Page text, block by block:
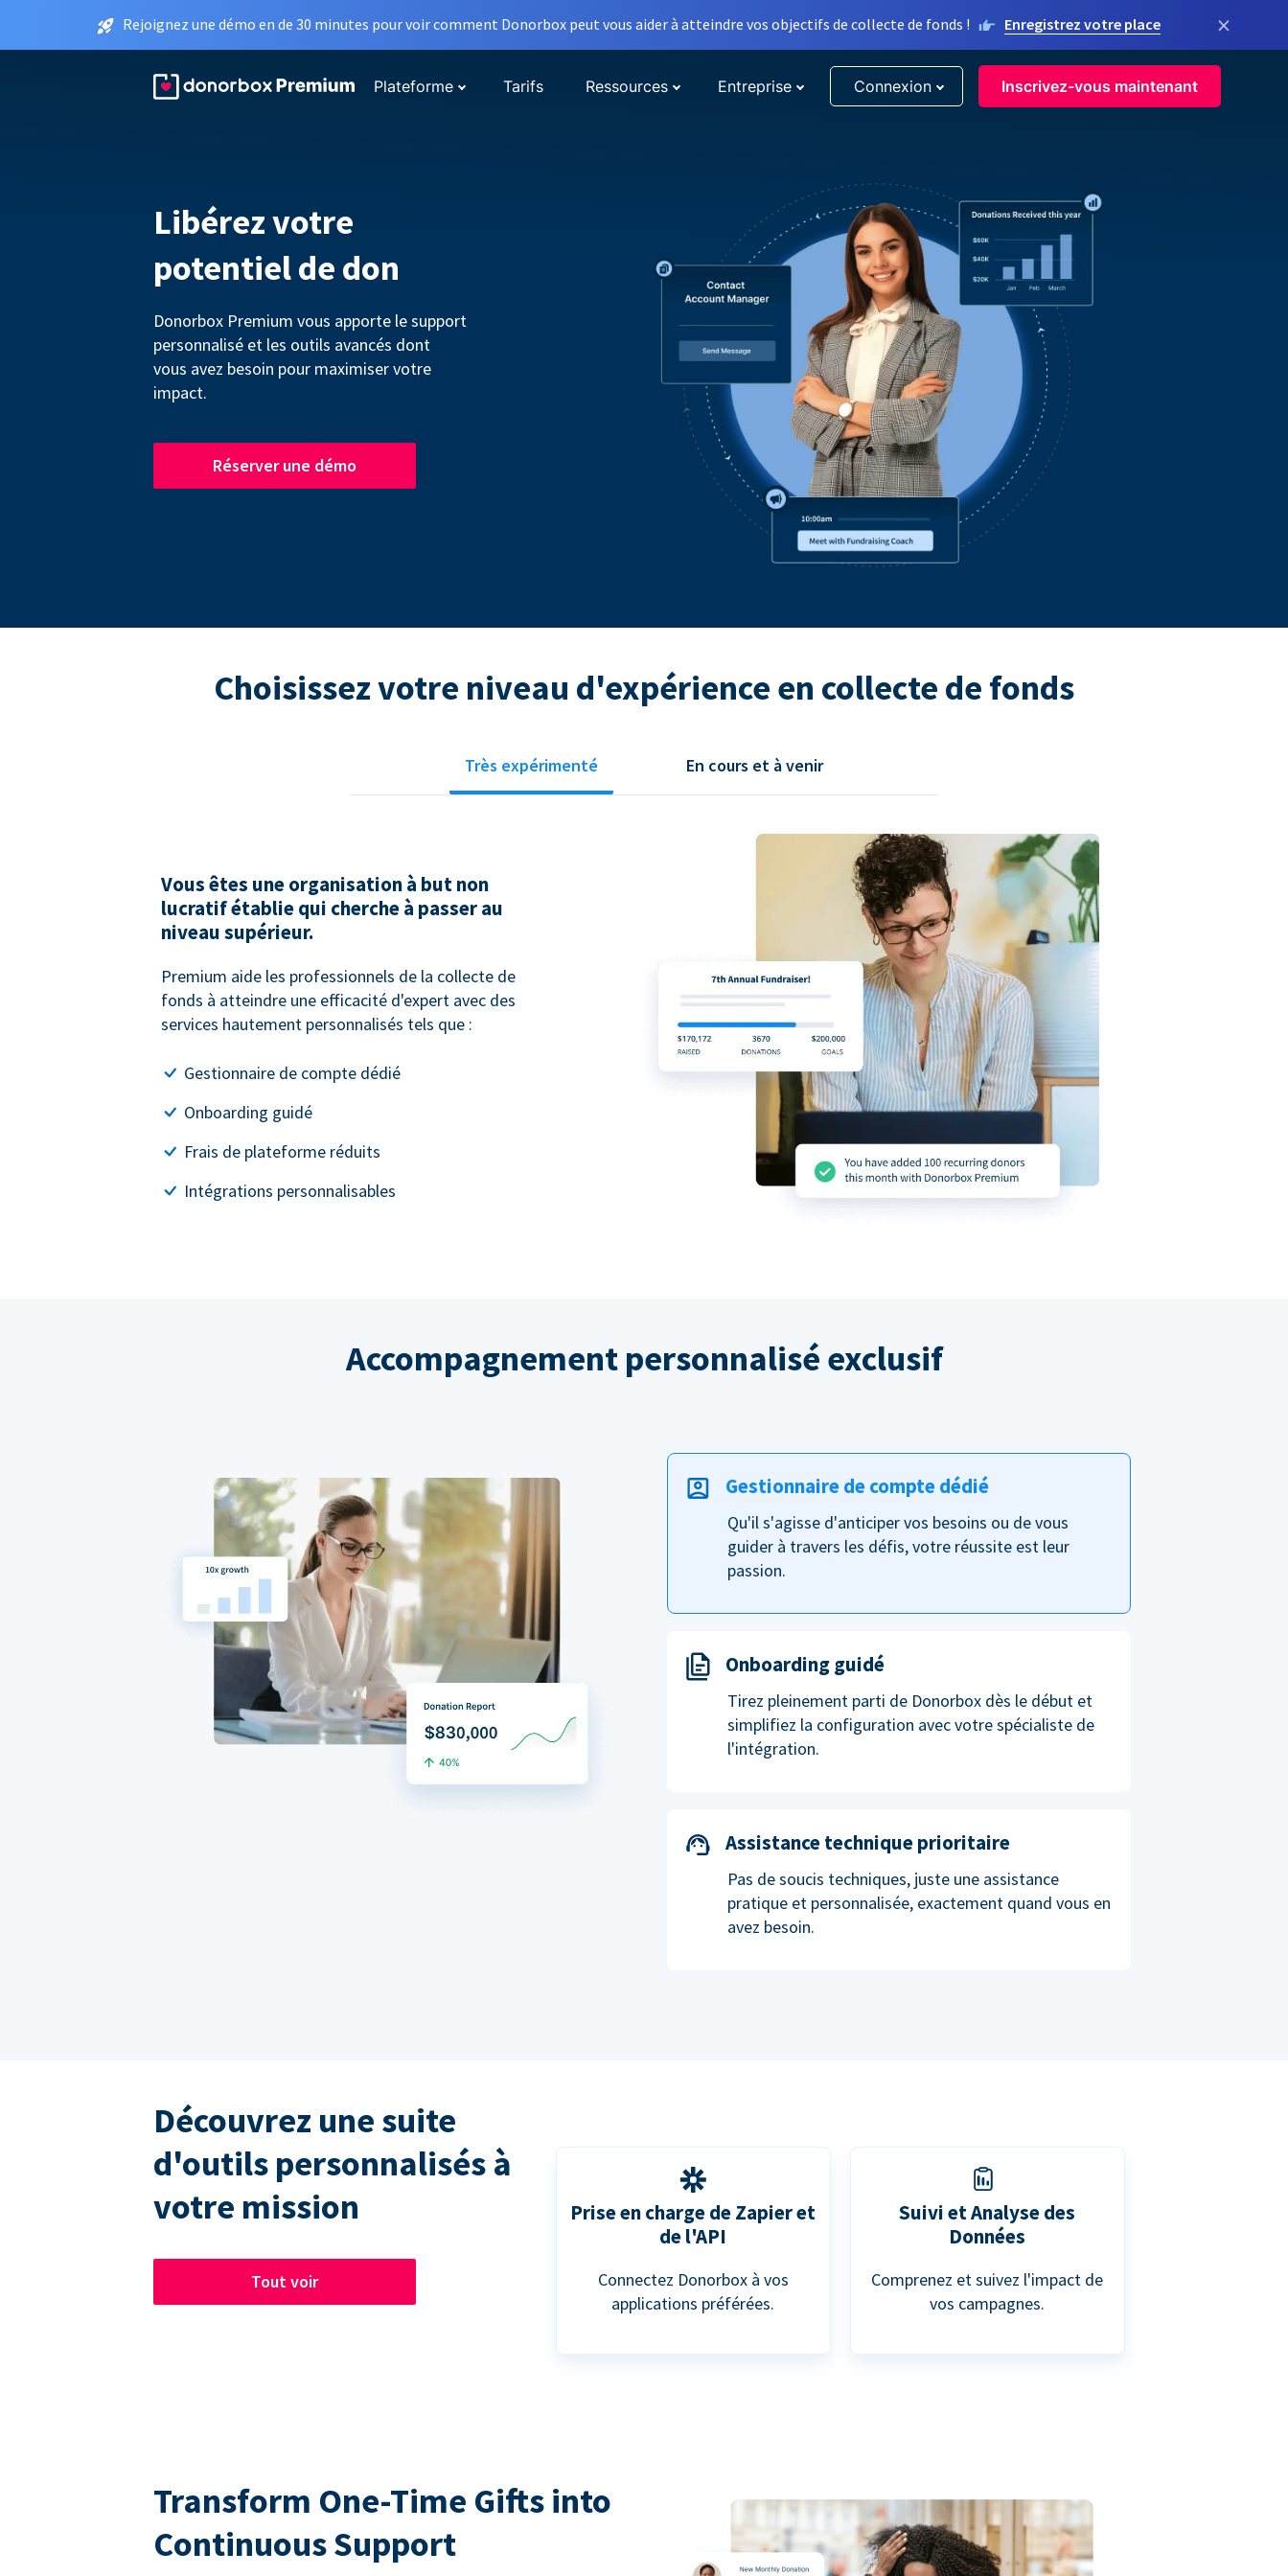
Rejoignez une démo en de 30 minutes pour voir comment Donorbox peut vous aider à atteindre vos objectifs de collecte de fonds ! Enregistrez votre place ×
Plateforme Tarifs Ressources Entreprise Connexion Inscrivez-vous maintenant
Libérez votre
potentiel de don
Donorbox Premium vous apporte le support
personnalisé et les outils avancés dont
vous avez besoin pour maximiser votre
impact.
Réserver une démo
Choisissez votre niveau d'expérience en collecte de fonds
Très expérimenté En cours et à venir
Vous êtes une organisation à but non
lucratif établie qui cherche à passer au
niveau supérieur.
Premium aide les professionnels de la collecte de
fonds à atteindre une efficacité d'expert avec des
services hautement personnalisés tels que :
Gestionnaire de compte dédié
Onboarding guidé
Frais de plateforme réduits
Intégrations personnalisables
Accompagnement personnalisé exclusif
Gestionnaire de compte dédié
Qu'il s'agisse d'anticiper vos besoins ou de vous
guider à travers les défis, votre réussite est leur
passion.
Onboarding guidé
Tirez pleinement parti de Donorbox dès le début et
simplifiez la configuration avec votre spécialiste de
l'intégration.
Assistance technique prioritaire
Pas de soucis techniques, juste une assistance
pratique et personnalisée, exactement quand vous en
avez besoin.
Découvrez une suite
d'outils personnalisés à
votre mission
Tout voir
Prise en charge de Zapier et
de l'API
Connectez Donorbox à vos
applications préférées.
Suivi et Analyse des
Données
Comprenez et suivez l'impact de
vos campagnes.
Transform One-Time Gifts into
Continuous Support